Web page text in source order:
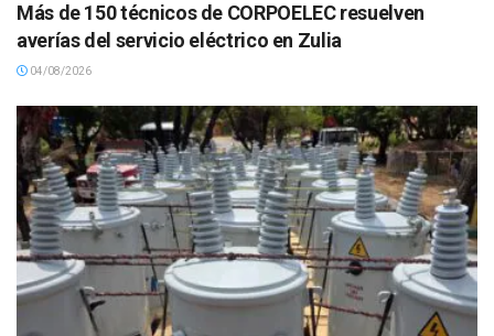
Más de 150 técnicos de CORPOELEC resuelven
averías del servicio eléctrico en Zulia
04/08/2026